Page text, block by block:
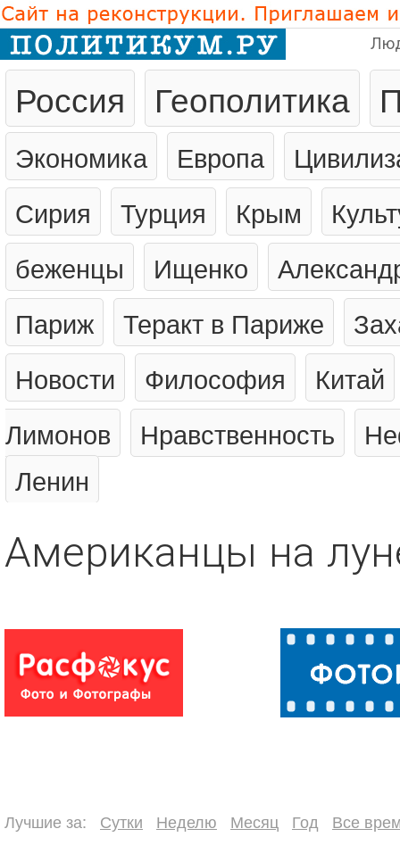
Россия Геополитика
Экономика Европа
Сирия
Турция Крым
беженцы
Ищенко
Париж
Теракт в Париже
Новости
Философия
Китай
Лимонов
Нравственность
Ленин
Американцы на
Лучшие за: Сутки Неделю Месяц Год Все